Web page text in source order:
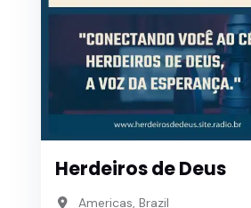
Herdeiros de Deus
Americas, Brazil